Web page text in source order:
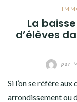
La
d’élèves
par
Si l’on se réfère
arrondissement ou